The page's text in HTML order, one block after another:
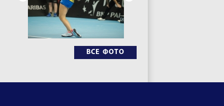
ВСЕ ФОТО